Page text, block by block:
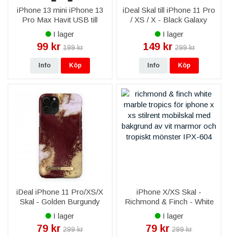
iPhone 13 mini iPhone 13
Pro Max Havit USB till
Lightning Kabel till iPhone &
iPad 2,0A 1m - Svart
I lager
99 kr 199 kr
Info Köp
iDeal Skal till iPhone 11 Pro
/ XS / X - Black Galaxy
Marble
I lager
149 kr 299 kr
Info Köp
iDeal iPhone 11 Pro/XS/X
Skal - Golden Burgundy
Marble
I lager
79 kr 299 kr
iPhone X/XS Skal -
Richmond & Finch - White
Marble Tropics
I lager
79 kr 299 kr